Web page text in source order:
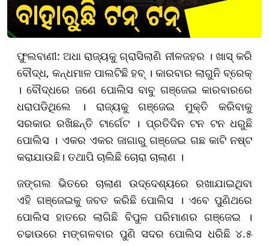
ଫୁଲବାଣୀ: ଅଧା ରାଜ୍ୟକୁ ଗ୍ରାସିଲାଣି ନୀଳଜହର । ଖାସ୍ କରି
ବୌଦ୍ଧ, କନ୍ଧମାଳ ପାଲଟିଛି ହବ୍ । କାରବାର ଲାଗୁନି ବ୍ରେକ୍
। ବୌଦ୍ଧରେ ଜଣେ ପୋଲିସ ବାବୁ ଗଞ୍ଜେଇ କାରବାରରେ
ଧରାପଡିଥିଲେ । ରାଜ୍ୟକୁ ଗଞ୍ଜେଇ ମୁକ୍ତି କରିବାକୁ
ସରକାର ରଖିଛନ୍ତି ଟାର୍ଗେଟ । ପ୍ରତିଦିନ ଟନ ଟନ ଧରୁଛି
ପୋଲିସ । ଏକର ଏକର ଜାଗାରୁ ଗଞ୍ଜେଇ ଗଛ କାଟି ନଷ୍ଟ
କରାଯାଉଛି। ତଥାପି ଚାଲିଛି ଚୋରା ଚାଲାଣ ।
ଜଙ୍ଗଲ ଭିତରେ ଚାଲାଣ ଉଦ୍ଦେଶ୍ୟରେ ରଖାଯାଇଥିବା
ଏହି ଗଞ୍ଜେଇକୁ ଜବତ କରିଛି ପୋଲିସ । ଏବେ ପୁଣିଥରେ
ପୋଲିସ ହାତରେ ଲାଗିଛି ବିପୁଳ ପରିମାଣର ଗଞ୍ଜେଇ ।
ଚଢାଉରେ ମଙ୍ଗଳବାର ପୁଣି ସଦର ପୋଲିସ ଧରିଛି ୪.୫